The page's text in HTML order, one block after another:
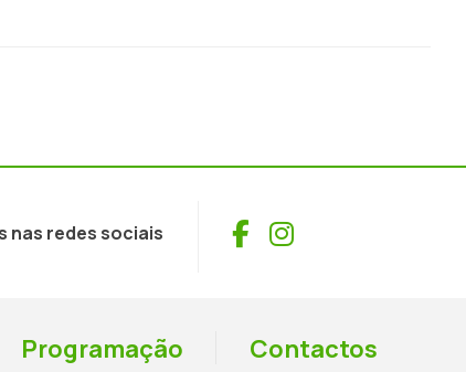
nas redes sociais Facebook
Instagram
Programação Contactos